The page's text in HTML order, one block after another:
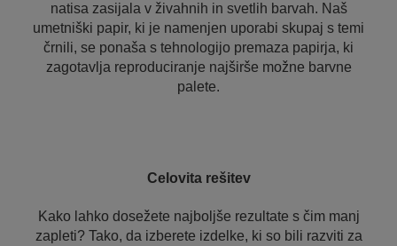
natisa zasijala v živahnih in svetlih barvah. Naš
umetniški papir, ki je namenjen uporabi skupaj s temi
črnili, se ponaša s tehnologijo premaza papirja, ki
zagotavlja reproduciranje najširše možne barvne
palete.
Celovita rešitev
Kako lahko dosežete najboljše rezultate s čim manj
zapleti? Tako, da izberete izdelke, ki so bili razviti za